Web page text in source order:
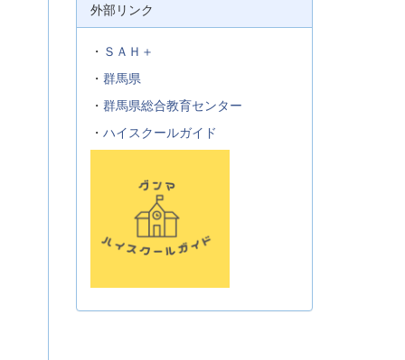
外部リンク
・ ＳＡＨ＋
・ 群馬県
・ 群馬県総合教育センター
・ ハイスクールガイド